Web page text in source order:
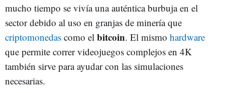
mucho tiempo se vivía una auténtica burbuja en el
sector debido al uso en granjas de minería que
criptomonedas como el bitcoin. El mismo hardware
que permite correr videojuegos complejos en 4K
también sirve para ayudar con las simulaciones
necesarias.